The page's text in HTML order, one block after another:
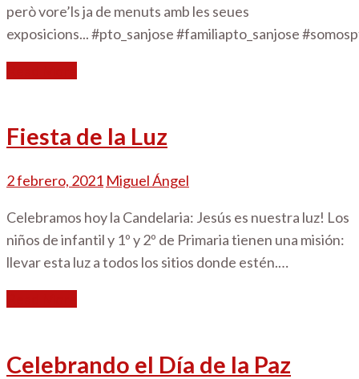
però vore’ls ja de menuts amb les seues
exposicions... #pto_sanjose #familiapto_sanjose
Fiesta de la Luz
2 febrero, 2021 Miguel Ángel
Celebramos hoy la Candelaria: Jesús es nuestra luz! Los
niños de infantil y 1º y 2º de Primaria tienen una misión:
llevar esta luz a todos los sitios donde estén.…
Celebrando el Día de la Paz